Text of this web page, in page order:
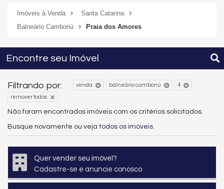
Imóveis à Venda
Santa Catarina
Balneário Camboriú
Praia dos Amores
Encontre seu Imóvel
Filtrando por: venda balneário camboriú 4
remover todos
Não foram encontrados imóveis com os critérios solicitados.
Busque novamente ou veja todos os imóveis.
Quer vender seu imóvel?
Cadastre-se e anuncie conosco